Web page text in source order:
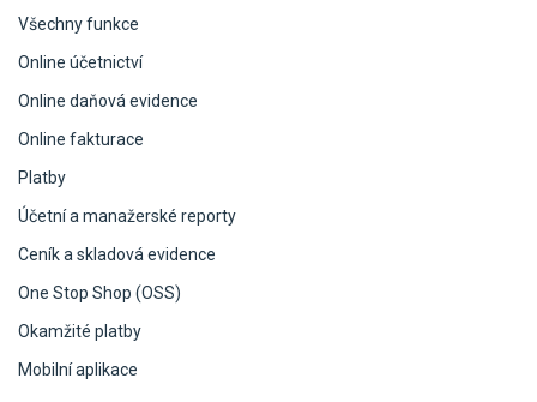
Všechny funkce
Online účetnictví
Online daňová evidence
Online fakturace
Platby
Účetní a manažerské reporty
Ceník a skladová evidence
One Stop Shop (OSS)
Okamžité platby
Mobilní aplikace